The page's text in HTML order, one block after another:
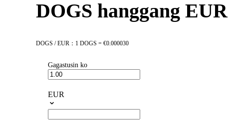
DOGS hanggang
DOGS / EUR：1 DOGS = €0.000030
Gagastusin ko
EUR